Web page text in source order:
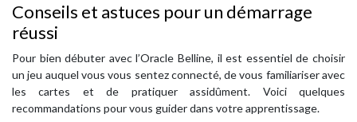
Conseils et astuces pour un démarrage
réussi
Pour bien débuter avec l’Oracle Belline, il est essentiel de choisir
un jeu auquel vous vous sentez connecté, de vous familiariser avec
les cartes et de pratiquer assidûment. Voici quelques
recommandations pour vous guider dans votre apprentissage.